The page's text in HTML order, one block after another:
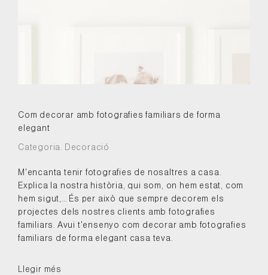
Com decorar amb fotografies familiars de forma
elegant
Categoria: Decoració
M'encanta tenir fotografies de nosaltres a casa.
Explica la nostra història, qui som, on hem estat, com
hem sigut,... És per això que sempre decorem els
projectes dels nostres clients amb fotografies
familiars. Avui t'ensenyo com decorar amb fotografies
familiars de forma elegant casa teva.
Llegir més